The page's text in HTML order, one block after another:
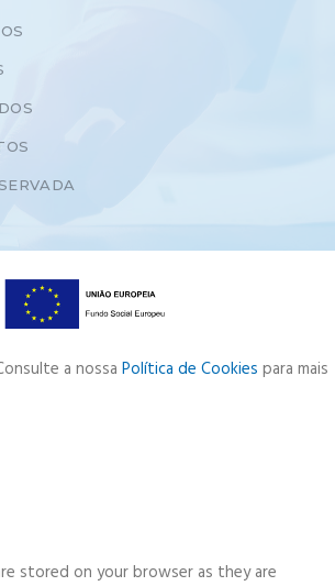
a nossa Política de Cookies para mais
stored on your browser as they are